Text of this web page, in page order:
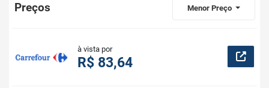
Preços Menor Preço
à vista por
R$ 83,64